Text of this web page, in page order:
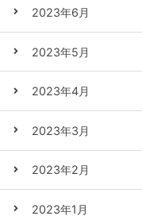
2023年6月
2023年5月
2023年4月
2023年3月
2023年2月
2023年1月